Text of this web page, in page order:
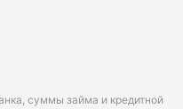
суммы займа и кредитной